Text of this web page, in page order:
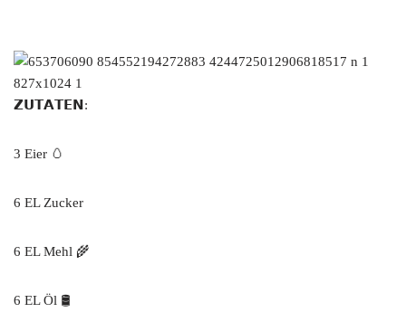
𝗭𝗨𝗧𝗔𝗧𝗘𝗡:
3 Eier 🥚
6 EL Zucker
6 EL Mehl 🌾
6 EL Öl 🛢️